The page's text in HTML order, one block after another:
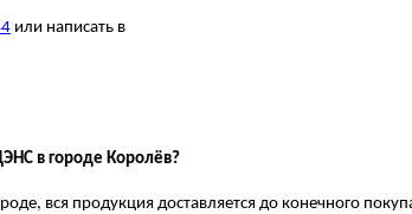
или написать в
в городе Королёв?
вся продукция доставляется до конечного